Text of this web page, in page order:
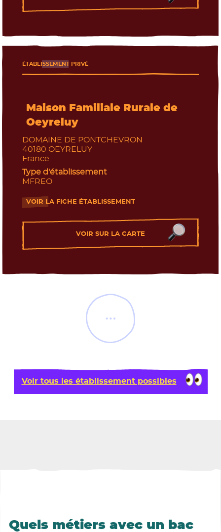
Maison Familiale Rurale de
Oeyreluy
ÉTABLISSEMENT PRIVÉ
DOMAINE DE PONTCHEVRON
40180 OEYRELUY
France
Type d'établissement
MFREO
VOIR LA FICHE ÉTABLISSEMENT
- Nouvelle fenêtre
VOIR SUR LA CARTE
Load More
Voir tous les établissement possibles
Quels métiers avec un bac